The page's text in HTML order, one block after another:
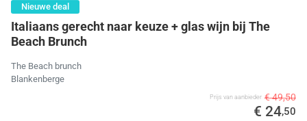
Nieuwe deal
Italiaans gerecht naar keuze + glas wijn bij The
Beach Brunch
The Beach brunch
Blankenberge
Prijs van aanbieder € 49,50
€ 24,50